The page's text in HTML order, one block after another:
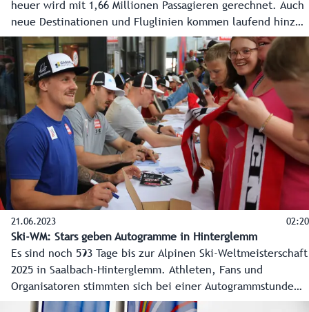
heuer wird mit 1,66 Millionen Passagieren gerechnet. Auch
neue Destinationen und Fluglinien kommen laufend hinzu.
Für den Wirtschafts- und Jobmotor Salzburg Airport stehen
auch sehr große Investitionen an. Die gesamte
Terminallandschaft wir ab 2026 erneuert.
21.06.2023 02:20
Ski-WM: Stars geben Autogramme in Hinterglemm
Es sind noch 593 Tage bis zur Alpinen Ski-Weltmeisterschaft
2025 in Saalbach-Hinterglemm. Athleten, Fans und
Organisatoren stimmten sich bei einer Autogrammstunde
am Fuße des Zwölferkogels ein. Bis zum Februar 2025